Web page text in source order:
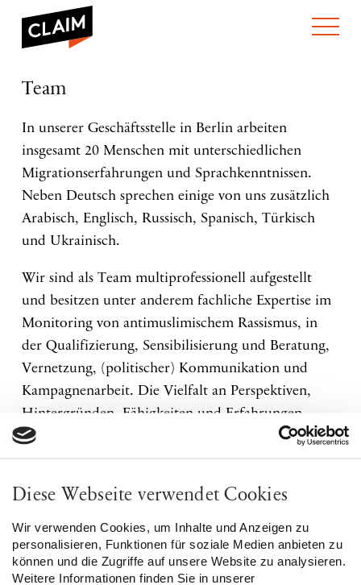
Diese Webseite verwendet Cookies
Wir verwenden Cookies, um Inhalte und Anzeigen zu
personalisieren, Funktionen für soziale Medien anbieten zu
können und die Zugriffe auf unsere Website zu analysieren.
Weitere Informationen finden Sie in unserer
WIE WIR ARBEITEN
TEAM
ARBEITEN BEI CLAIM
AKTUELLES
NEWS
VERANSTALTUNGEN
SPENDEN
TeamTeam
In unserer Geschäftsstelle in Berlin arbeiten
insgesamt 20 Menschen mit unterschiedlichen
Migrationserfahrungen und Sprachkenntnissen.
Neben Deutsch sprechen einige von uns zusätzlich
Arabisch, Englisch, Russisch, Spanisch, Türkisch
und Ukrainisch.
Wir sind als Team multiprofessionell aufgestellt
und besitzen unter anderem fachliche Expertise im
Monitoring von antimuslimischem Rassismus, in
der Qualifizierung, Sensibilisierung und Beratung,
Vernetzung, (politischer) Kommunikation und
Kampagnenarbeit. Die Vielfalt an Perspektiven,
Hintergründen, Fähigkeiten und Erfahrungen
bereichert unsere Arbeit. Was uns eint, ist ein
antimuslimischen Rassismus in unserer Gesellschaft
zu bekämpfen.